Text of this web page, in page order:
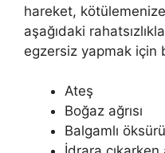
hareket,
aşağıdaki
egzersiz yapmak için
Ateş
Boğaz ağrısı
Balgamlı